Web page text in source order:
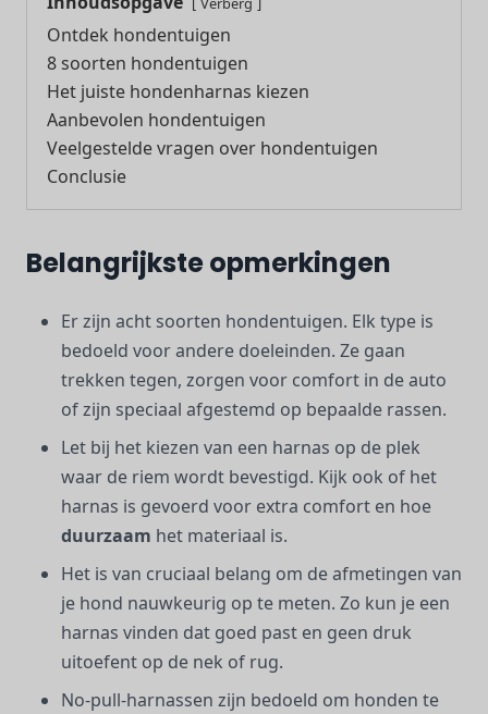
Ontdek hondentuigen
8 soorten hondentuigen
Het juiste hondenharnas kiezen
Aanbevolen hondentuigen
Veelgestelde vragen over hondentuigen
Conclusie
Belangrijkste opmerkingen
Er zijn acht soorten hondentuigen. Elk type is
bedoeld voor andere doeleinden. Ze gaan
trekken tegen, zorgen voor comfort in de auto
of zijn speciaal afgestemd op bepaalde rassen.
Let bij het kiezen van een harnas op de plek
waar de riem wordt bevestigd. Kijk ook of het
harnas is gevoerd voor extra comfort en hoe
duurzaam het materiaal is.
Het is van cruciaal belang om de afmetingen van
je hond nauwkeurig op te meten. Zo kun je een
harnas vinden dat goed past en geen druk
uitoefent op de nek of rug.
No-pull-harnassen zijn bedoeld om honden te